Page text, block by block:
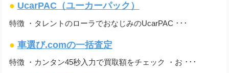
● UcarPAC（ユーカーパック）
特徴 ・タレントのローラでおなじみのUcarPAC ･･･
● 車選び.comの一括査定
特徴 ・カンタン45秒入力で買取額をチェック ・お ･･･